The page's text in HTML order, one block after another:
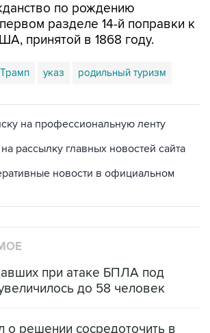
по рождению
разделе 14-й поправки к
принятой в 1868 году.
указ родильный туризм
на профессиональную ленту
рассылку главных новостей сайта
новости в официальном
при атаке БПЛА под
до 58 человек
о решении сосредоточить в